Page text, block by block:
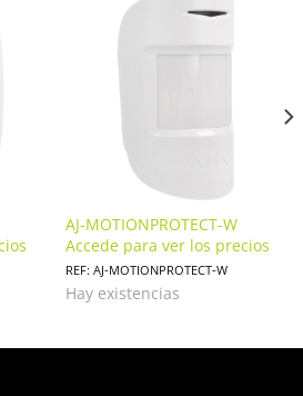
AJ-MOTIONPROTECT-W
Accede para ver los precios
REF: AJ-MOTIONPROTECT-W
Hay existencias